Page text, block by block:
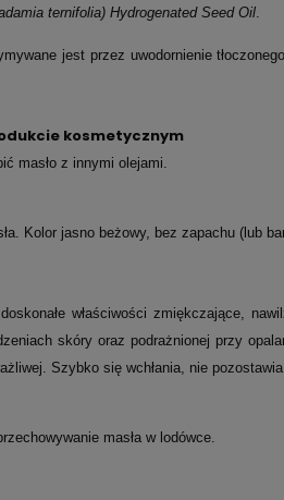
ternifolia) Hydrogenated Seed Oil.
jest przez uwodornienie
kosmetycznym
masło z innymi olejami.
Kolor jasno beżowy, bez zapachu (lub
właściwości zmiękczające,
skóry oraz podrażnionej przy
Szybko się wchłania, nie
masła w lodówce.